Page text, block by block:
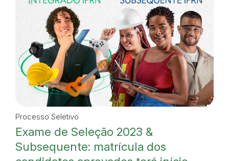
Processo Seletivo
Exame de Seleção 2023 &
Subsequente: matrícula dos